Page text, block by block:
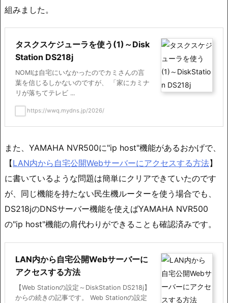
組みました。
タスクスケジューラを使う(1)～Disk
Station DS218j
NOMIは自宅にいなかったのでカミさんの言
葉を信じるしかないのですが、 「家にカミナ
リが落ちてテレビ ...
https://wwq.mydns.jp/2026/
また、YAMAHA NVR500に"ip host"機能があるおかげで、
【LAN内から自宅公開Webサーバーにアクセスする方法】
に書いているような問題は簡単にクリアできていたのです
が、同じ機能を持たない民生機ルーターを使う場合でも、
DS218jのDNSサーバー機能を使えばYAMAHA NVR500
の"ip host"機能の肩代わりができることも確認済みです。
LAN内から自宅公開Webサーバーに
アクセスする方法
【Web Stationの設定～DiskStation DS218j】
からの続きの記事です。 Web Stationの設定